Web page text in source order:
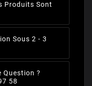
Produits Sont
Sous 2 - 3
Question ?
58